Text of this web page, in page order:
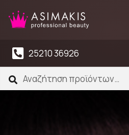
25210 36926
Αναζήτηση
για:
Αναζήτηση